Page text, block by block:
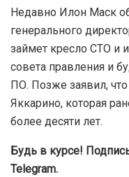
Недавно Илон Маск
генерального
займет кресло CTO и
совета правления и
ПО. Позже заявил,
Яккарино, которая
более десяти лет.
Будь в курсе!
Telegram.